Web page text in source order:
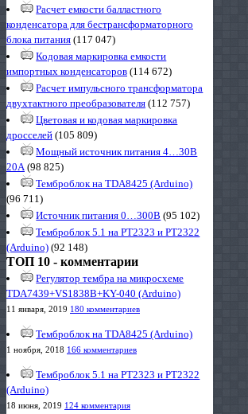
Расчет емкости балластного
конденсатора для бестрансформаторного
блока питания (117 047)
Кодовая маркировка емкости
импортных конденсаторов (114 672)
Расчет импульсного трансформатора
двухтактного преобразователя (112 757)
Цветовая и кодовая маркировка
дросселей (105 809)
Мощный источник питания 4…30В
20А(98 825)
Темброблок на TDA8425 (Arduino)
(96 711)
Источник питания 0…300В (95 102)
Темброблок 5.1 на PT2323 и PT2322
(Arduino) (92 148)
ТОП 10 - комментарии
Регулятор тембра на микросхеме
TDA7439+VS1838B+KY-040 (Arduino)
11 января, 2019 180 комментариев
Темброблок на TDA8425 (Arduino)
1 ноября, 2018 166 комментариев
Темброблок 5.1 на PT2323 и PT2322
(Arduino)
18 июня, 2019 124 комментария